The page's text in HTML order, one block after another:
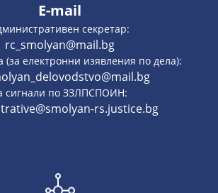
E-mail
секретар:
rc_smolyan@mail.bg
(за електронни изявления по дела):
сигнали по ЗЗЛПСПОИН:
rs.justice.bg